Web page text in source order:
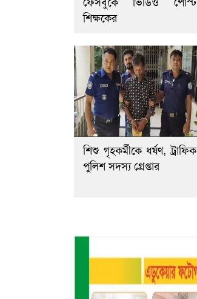
শিক্ষকের
শিশু গৃহকর্মীকে ধর্ষণ, ট্রাফিক
পুলিশ সদস্য গ্রেপ্তার